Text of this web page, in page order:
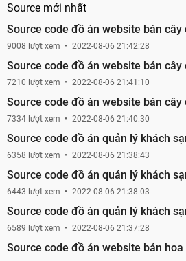
Source mới nhất
Source code đồ án website bán cây
9008 lượt xem 2022-08-06 21:42:28
Source code đồ án website bán
7210 lượt xem 2022-08-06 21:41:10
Source code đồ án website bán
7334 lượt xem 2022-08-06 21:40:30
Source code đồ án quản lý khách
6358 lượt xem 2022-08-06 21:38:43
Source code đồ án quản lý khách
6443 lượt xem 2022-08-06 21:38:03
Source code đồ án quản lý khách
6589 lượt xem 2022-08-06 21:37:28
Source code đồ án website bán